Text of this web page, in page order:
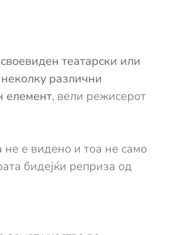
театарски или
различни
елемент, вели режисерот
не е видено и тоа не само
бидејќи реприза од